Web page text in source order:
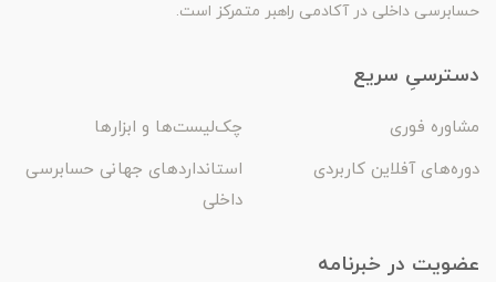
حسابرسی داخلی در آکادمی راهبر متمرکز است.
دسترسیِ سریع
مشاوره فوری
چک‌لیست‌ها و ابزارها
دوره‌های آفلاین کاربردی
استانداردهای جهانی حسابرسی
داخلی
عضویت در خبرنامه